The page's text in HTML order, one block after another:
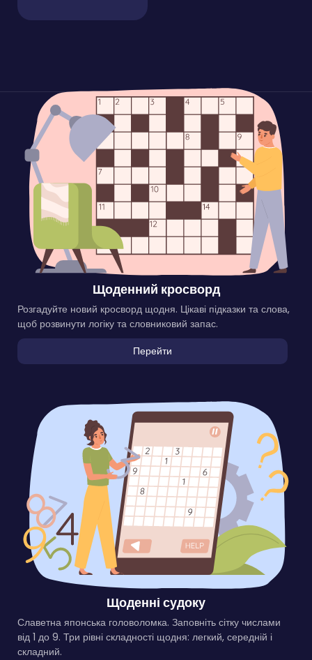
Щоденний кросворд
Розгадуйте новий кросворд щодня. Цікаві підказки та слова,
щоб розвинути логіку та словниковий запас.
Перейти
Щоденні судоку
Славетна японська головоломка. Заповніть сітку числами
від 1 до 9. Три рівні складності щодня: легкий, середній і
складний.